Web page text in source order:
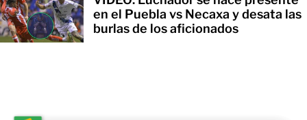
en el Puebla vs Necaxa y desata las
burlas de los aficionados